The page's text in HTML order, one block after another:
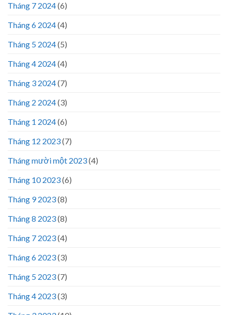
Tháng 7 2024(6)
Tháng 6 2024(4)
Tháng 5 2024(5)
Tháng 4 2024(4)
Tháng 3 2024(7)
Tháng 2 2024(3)
Tháng 1 2024(6)
Tháng 12 2023(7)
Tháng mười một 2023(4)
Tháng 10 2023(6)
Tháng 9 2023(8)
Tháng 8 2023(8)
Tháng 7 2023(4)
Tháng 6 2023(3)
Tháng 5 2023(7)
Tháng 4 2023(3)